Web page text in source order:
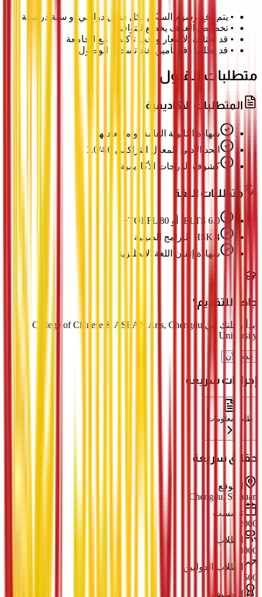
• يتم دفع رسوم السكن لكل فصل دراسي أو سنة دراسية
• تخصيص الغرف يخضع للتوافر
• قد تختلف الأسعار ويجب تأكيدها مع الجامعة
• قد يطلب دفع تأمين عند تسجيل الوصول
متطلبات القبول
المتطلبات الأكاديمية
شهادة الثانوية العامة أو ما يعادلها
الحد الأدنى للمعدل التراكمي 3.0/4.0
كشوف الدرجات الأكاديمية
متطلبات اللغة
IELTS 6.0 أو TOEFL 80+
HSK 4 للبرامج الصينية
شهادة إتقان اللغة الإنجليزية
جاهز للتقديم؟
ابدأ رحلتك في College of Chinese & ASEAN Arts, Chengdu
University
قدم الآن
إجراءات سريعة
طلب معلومات
حقائق سريعة
الموقع
Chengdu, Sichuan
تأسست
2000
الطلاب
8000
الطلاب الدوليين
500
التصنيف